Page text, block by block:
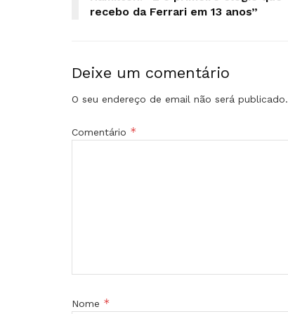
recebo da Ferrari em 13 anos”
Deixe um comentário
O seu endereço de email não será publicado.
Comentário *
Nome *